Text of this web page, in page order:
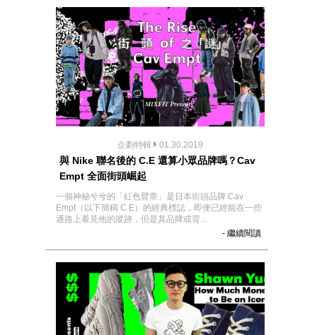
企劃特輯 01.30.2019
與 Nike 聯名後的 C.E 還算小眾品牌嗎？Cav
Empt 全面街頭崛起
一個神秘兮兮的「紅色臂章」是日本街頭品牌 Cav
Empt（以下簡稱 C.E）的經典標誌，即便已經能在一些
通路上看見他的蹤跡，但是其品牌或背...
- 繼續閱讀